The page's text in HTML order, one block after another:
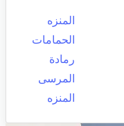
المنزه
الحمامات
رمادة
المرسى
المنزه